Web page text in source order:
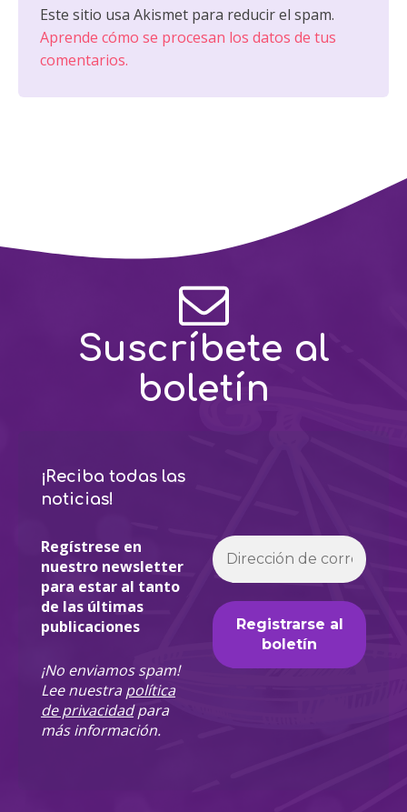
Este sitio usa Akismet para reducir el spam.
Aprende cómo se procesan los datos de tus
comentarios.
Suscríbete al
boletín
¡Reciba todas las
noticias!
Regístrese en
nuestro newsletter
para estar al tanto
de las últimas
publicaciones
¡No enviamos spam!
Lee nuestrapolítica
de privacidadpara
más información.